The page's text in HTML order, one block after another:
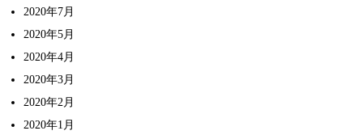
2020年7月
2020年5月
2020年4月
2020年3月
2020年2月
2020年1月